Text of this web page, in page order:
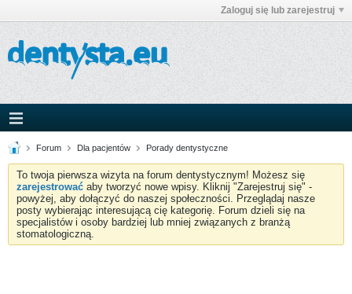
Zaloguj się lub zarejestruj
Forum Dla pacjentów Porady dentystyczne
To twoja pierwsza wizyta na forum dentystycznym! Możesz się
zarejestrować aby tworzyć nowe wpisy. Kliknij "Zarejestruj się" -
powyżej, aby dołączyć do naszej społeczności. Przeglądaj nasze
posty wybierając interesującą cię kategorię. Forum dzieli się na
specjalistów i osoby bardziej lub mniej związanych z branżą
stomatologiczną.